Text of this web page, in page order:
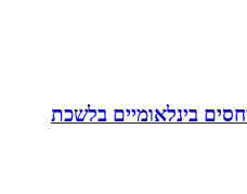
בינלאומיים בלשכת